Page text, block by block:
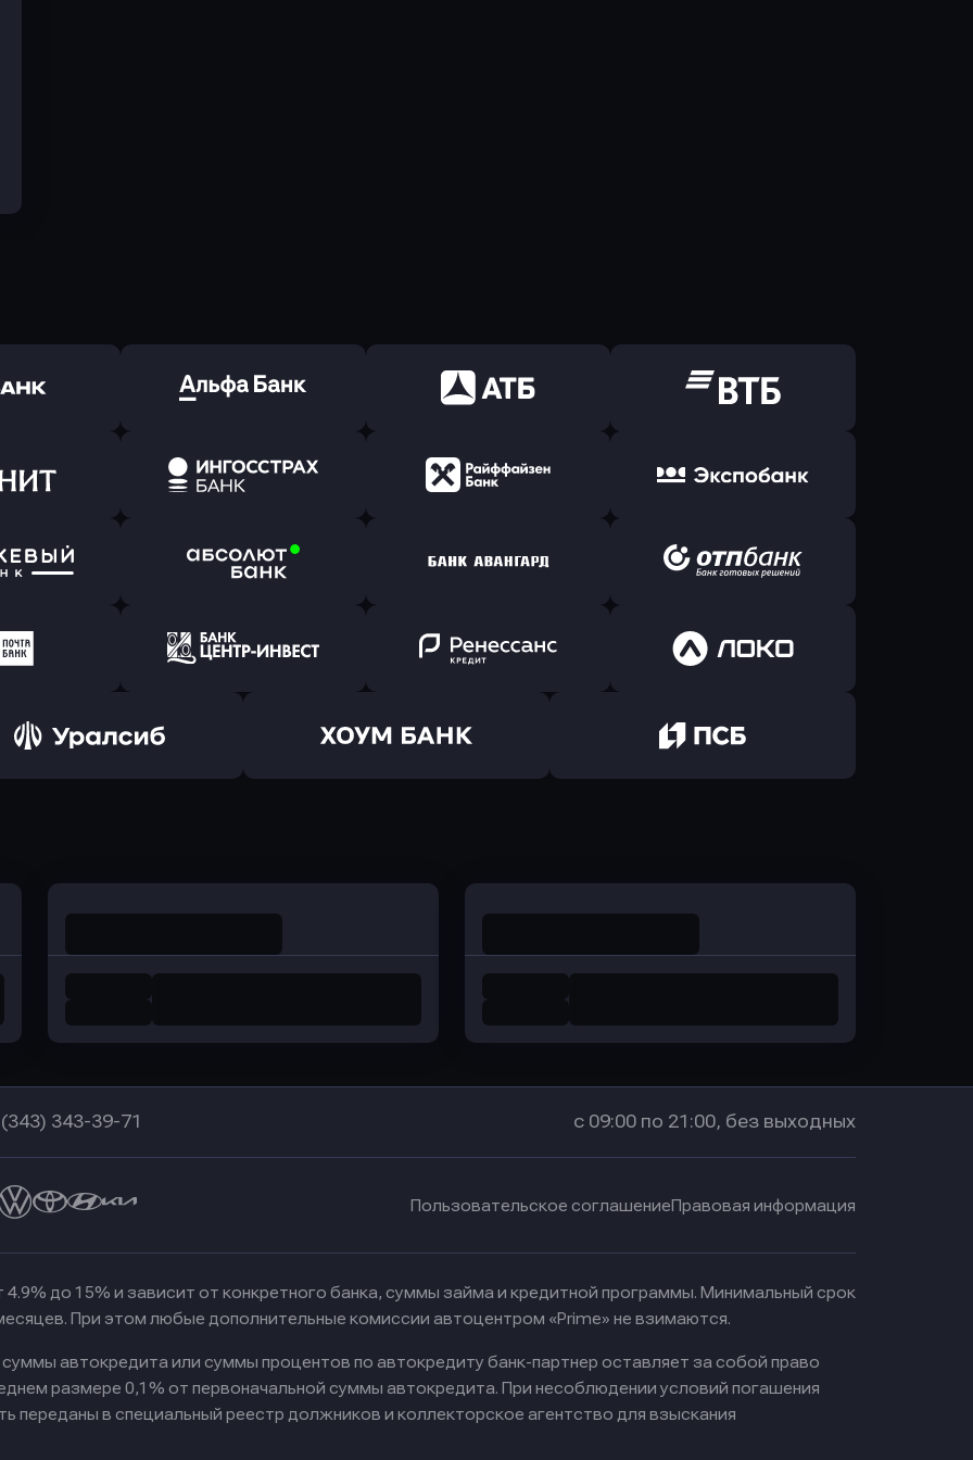
заявку
Оправить заявку
в Альфа-Банк
Оправить заявку
в АТБ Банк
в ВТБ
заявку
Банк
Оправить заявку
в Ингосстрах Банк
в Райффайзен Банк
Оправить заявку
в Экспобанк
заявку
Оправить заявку
в Абсолют Банк
Оправить заявку
в Банк Авангард
Оправить заявку
в ОТП БАНК
заявку
Банк
Оправить заявку
Оправить заявку
в Ренессанс Банк
Оправить заявку
в Локо-Банк
343-39-71 с 09:00 по 21:00, без выходных
Пользовательское соглашениеПравовая информация
4.9% до 15% и зависит от конкретного банка, суммы займа и кредитной программы. Минимальный срок
При этом любые дополнительные комиссии автоцентром «Prime» не взимаются.
автокредита или суммы процентов по автокредиту банк-партнер оставляет за собой право
размере 0,1% от первоначальной суммы автокредита. При несоблюдении условий погашения
переданы в специальный реестр должников и коллекторское агентство для взыскания